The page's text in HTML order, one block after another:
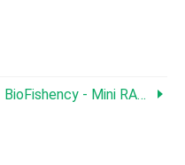
BioFishency - Mini RAS Fermes Piscicoles Clé En Main